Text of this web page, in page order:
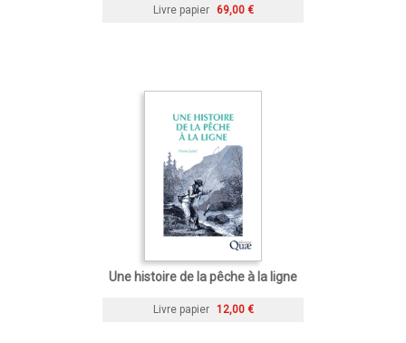
Livre papier 69,00 €
Une histoire de la pêche à la ligne
Livre papier 12,00 €